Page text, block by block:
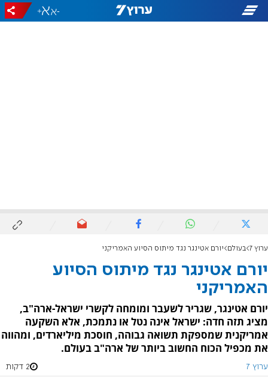
-
+
ערוץ 7 בעולם יורם אטינגר נגד מיתוס הסיוע האמריקני
יורם אטינגר נגד מיתוס הסיוע
האמריקני
יורם אטינגר, שגריר לשעבר ומומחה לקשרי ישראל-ארה"ב,
מציג תזה חדה: ישראל אינה נטל או נתמכת, אלא השקעה
אמריקנית שמספקת תשואה גבוהה, חוסכת מיליארדים, ומהווה
את מכפיל הכוח החשוב ביותר של ארה"ב בעולם.
ערוץ 7 2 דקות